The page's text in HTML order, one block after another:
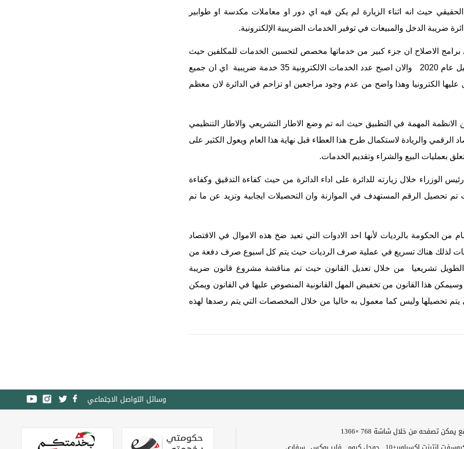
حيث انه اثناء الزيارة لم يكن فيه اي دور او معاملات ‏مكدسة او ‏طوابير
ضريبة ‏الدخل ‏والمبيعات في توفير الخدمات الضريبية الإلكترونية.‏
برامج الاصلاح ان جزء ‏كبير ‏من خدماتها مخصص لتحسين الخدمات للمكلفين حيث
كان عدد الخدمات الالكترونية التي ‏تقدمها الدائرة 17 خدمة ‏قبل عام 2020 والان اصبح عدد الخدمات الالكترونية 35 خدمة ‏ضريبية اي ان جميع
‏الكترونيا وهذا واضح من عدم وجود مراجعين او تزاحم في الدائرة لان معظم
المهمة في التطبيق ‏حيث ‏انه تم وضع الاطار التشريعي والاطار التنظيمي
والريادة لاستكمال طرح هذا العطاء قبل نهاية هذا ‏العام ‏ويعول الكثير على
‏بعمليات ‏البيع والشراء وتقديم الخدمات.‏
الوزراء خلال زيارته للدائرة ‏على اداء الدائرة من حيث كفاءة التدقيق وكفاءة
تم تحصيل الرقم المستهدف ‏في الموازنة وان التحصيلات ايجابية وتزيد عن ما ‏تم
الحكومة بالرديات لأنها ‏احد ‏الادوات التي تعيد ضخ هذه الاموال في الاقتصاد
لذلك هناك تسريع في عملية صرف الرديات حيث يتم كل ‏اسبوع ‏صرف دفعة من
‏تشريعيا من خلال تعديل القانون حيث تم مناقشة مشروع قانون ‏ضريبة
هذا القانون ‏من تخفيض المهل القانونية ‏المنصوص عليها في القانون ويمكن
يتم تحصيلها وليس كما معمول به حاليا من خلال المخصصات التي يتم رصدها لهذه
وسائل التواصل الاجتماعي
تصفحه من خلال شاشة 768 ×1366